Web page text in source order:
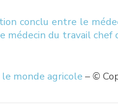
conclu entre le
du travail chef
monde agricole – ©